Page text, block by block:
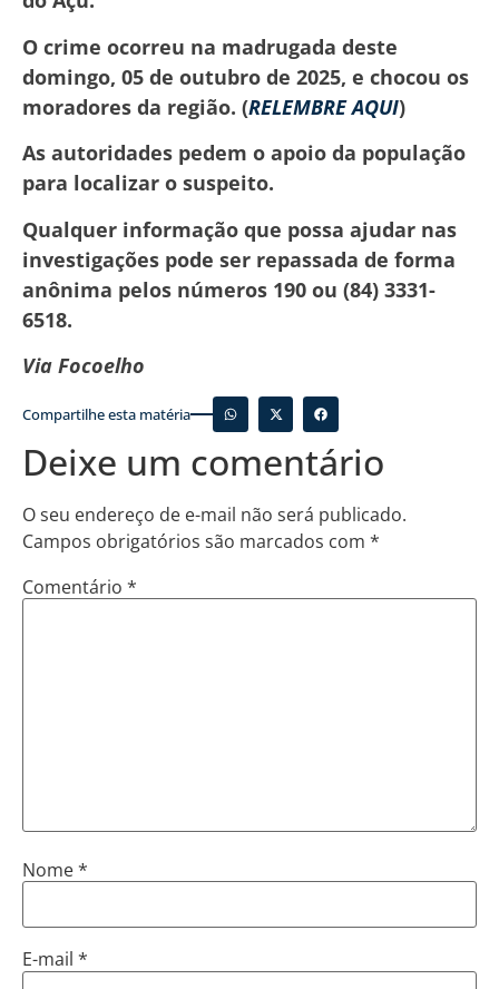
O crime ocorreu na madrugada deste
domingo, 05 de outubro de 2025, e chocou os
moradores da região. (RELEMBRE AQUI)
As autoridades pedem o apoio da população
para localizar o suspeito.
Qualquer informação que possa ajudar nas
investigações pode ser repassada de forma
anônima pelos números 190 ou (84) 3331-
6518.
Via Focoelho
Compartilhe esta matéria
Deixe um comentário
O seu endereço de e-mail não será publicado.
Campos obrigatórios são marcados com *
Comentário *
Nome*
E-mail *